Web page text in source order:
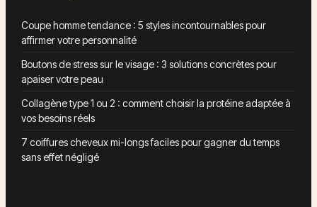
Coupe homme tendance : 5 styles incontournables pour
affirmer votre personnalité
Boutons de stress sur le visage : 3 solutions concrètes pour
apaiser votre peau
Collagène type 1 ou 2 : comment choisir la protéine adaptée à
vos besoins réels
7 coiffures cheveux mi-longs faciles pour gagner du temps
sans effet négligé